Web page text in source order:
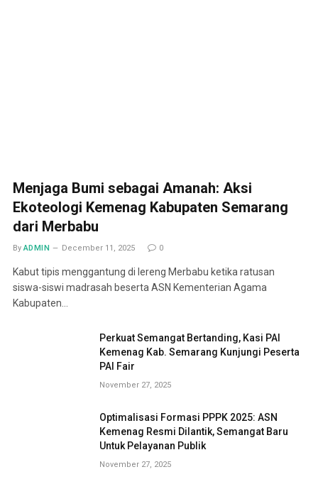
Menjaga Bumi sebagai Amanah: Aksi
Ekoteologi Kemenag Kabupaten Semarang
dari Merbabu
By ADMIN December 11, 2025 0
Kabut tipis menggantung di lereng Merbabu ketika ratusan
siswa-siswi madrasah beserta ASN Kementerian Agama
Kabupaten…
Perkuat Semangat Bertanding, Kasi PAI
Kemenag Kab. Semarang Kunjungi Peserta
PAI Fair
November 27, 2025
Optimalisasi Formasi PPPK 2025: ASN
Kemenag Resmi Dilantik, Semangat Baru
Untuk Pelayanan Publik
November 27, 2025